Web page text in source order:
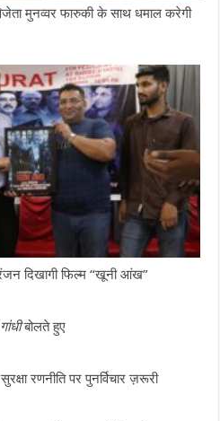
मुनव्वर फारुकी के साथ धमाल करेगी
दिखागी फिल्म “खूनी आंख”
बोलते हुए
रणनीति पर पुनर्विचार ज़रूरी